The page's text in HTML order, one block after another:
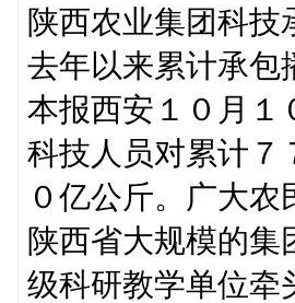
陕西农业集团科技
去年以来累计承包
本报西安１０月１
科技人员对累计７
０亿公斤。广大
陕西省大规模的
级科研教学单位牵